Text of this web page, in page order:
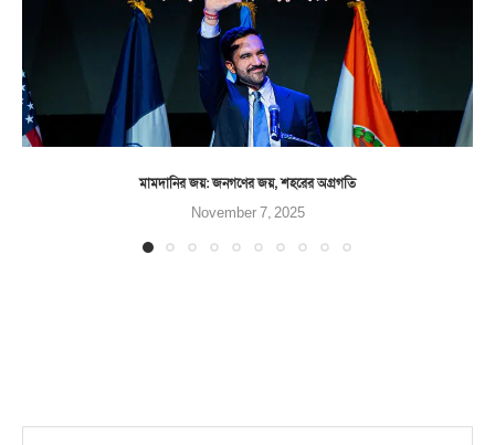
মামদানির জয়: জনগণের জয়, শহরের অগ্রগতি
November 7, 2025